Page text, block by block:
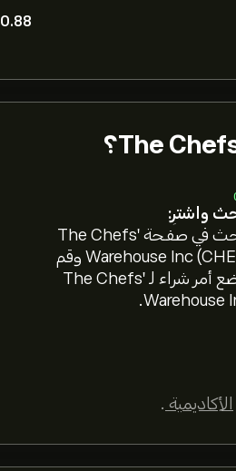
0.88
واشترِ:
ابحث في صفحة The Chefs'
Warehouse Inc (CHEF) وقم
بوضع أمر شراء لـ The Chefs'
Warehouse
الأكاديمية .